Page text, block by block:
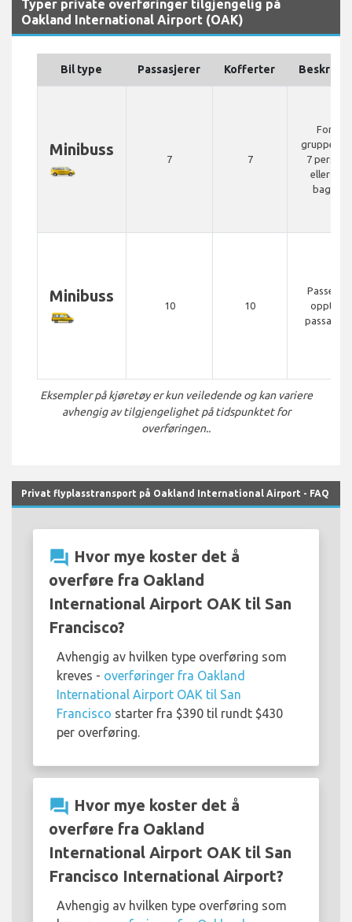
Typer private overføringer tilgjengelig på
Oakland International Airport (OAK)
Bil type Passasjerer Kofferter
Minibuss
7 7
For en
gruppe på
7
eller stor
bagasje
Minibuss
10 10
Passer
opptil 10
Eksempler på kjøretøy er kun veiledende og kan variere
avhengig av tilgjengelighet på tidspunktet for
overføringen..
Privat flyplasstransport på Oakland International Airport - FAQ
question_answer Hvor mye koster det å
overføre fra Oakland
International Airport OAK til San
Francisco?
Avhengig av hvilken type overføring som
kreves - overføringer fra Oakland
International Airport OAK til San
Francisco starter fra $390 til rundt $430
per overføring.
question_answer Hvor mye koster det å
overføre fra Oakland
International Airport OAK til San
Francisco International Airport?
Avhengig av hvilken type overføring som